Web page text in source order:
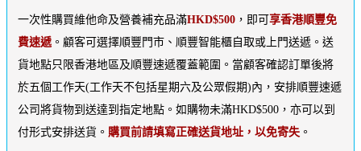
一次性購買維他命及營養補充品滿HKD$500，即可享香港順豐免
費速遞。顧客可選擇順豐門市、順豐智能櫃自取或上門送遞。送
貨地點只限香港地區及順豐速遞覆蓋範圍。當顧客確認訂單後將
於五個工作天(工作天不包括星期六及公眾假期)內，安排順豐速遞
公司將貨物到送達到指定地點。如購物未滿HKD$500，亦可以到
付形式安排送貨。 購買前請填寫正確送貨地址，以免寄失。